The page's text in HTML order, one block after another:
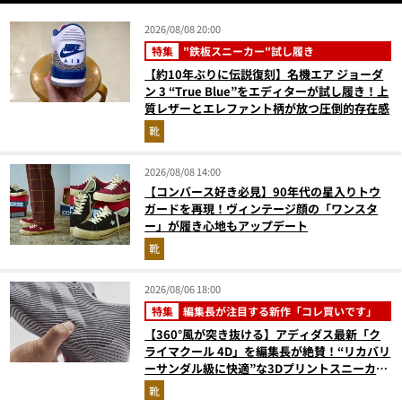
2026/08/08 20:00
特集 "鉄板スニーカー"試し履き
【約10年ぶりに伝説復刻】名機エア ジョーダ
ン 3 “True Blue”をエディターが試し履き！上
質レザーとエレファント柄が放つ圧倒的存在感
靴
2026/08/08 14:00
【コンバース好き必見】90年代の星入りトウ
ガードを再現！ヴィンテージ顔の「ワンスタ
ー」が履き心地もアップデート
靴
2026/08/06 18:00
特集 編集長が注目する新作「コレ買いです」
【360°風が突き抜ける】アディダス最新「ク
ライマクール 4D」を編集長が絶賛！“リカバリ
ーサンダル級に快適”な3Dプリントスニーカー
『コレ買いです』Vol.173
靴